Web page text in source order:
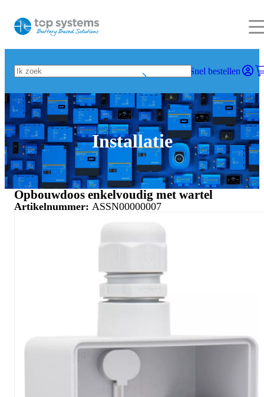
Snel bestellen
Installatie
Opbouwdoos enkelvoudig met wartel
Artikelnummer: ASSN00000007